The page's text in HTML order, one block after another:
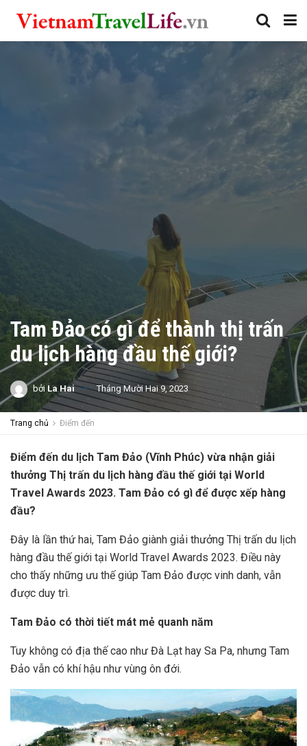
Tam Đảo có gì để thành thị trấn
du lịch hàng đầu thế giới?
bởi La Hai Tháng Mười Hai 9, 2023
Trang chủ Điểm đến
Điểm đến du lịch Tam Đảo (Vĩnh Phúc) vừa nhận giải
thưởng Thị trấn du lịch hàng đầu thế giới tại World
Travel Awards 2023. Tam Đảo có gì để được xếp hàng
đầu?
Đây là lần thứ hai, Tam Đảo giành giải thưởng Thị trấn du lịch
hàng đầu thế giới tại World Travel Awards 2023. Điều này
cho thấy những ưu thế giúp Tam Đảo được vinh danh, vẫn
được duy trì.
Tam Đảo có thời tiết mát mẻ quanh năm
Tuy không có địa thế cao như Đà Lạt hay Sa Pa, nhưng Tam
Đảo vẫn có khí hậu như vùng ôn đới.